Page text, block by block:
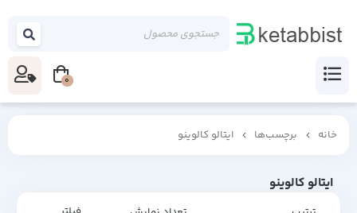
خانه برچسب‌ها ایتالو کالوینو
ایتالو کالوینو
0